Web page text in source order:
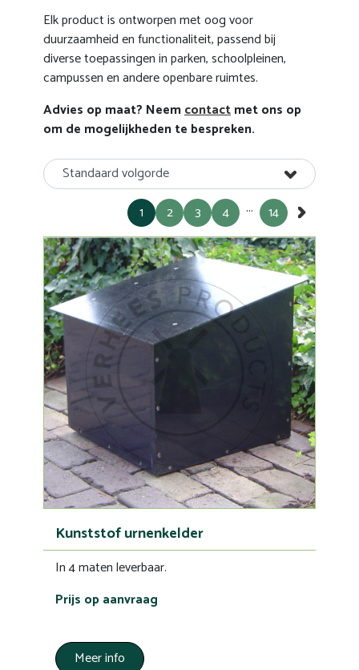
Elk product is ontworpen met oog voor
duurzaamheid en functionaliteit, passend bij
diverse toepassingen in parken, schoolpleinen,
campussen en andere openbare ruimtes.
Advies op maat? Neemcontactmet ons op
om de mogelijkheden te bespreken.
Standaard volgorde
1
2 3 4 ... 14 »
Kunststof urnenkelder
In 4 maten leverbaar.
Prijs op aanvraag
Meer info